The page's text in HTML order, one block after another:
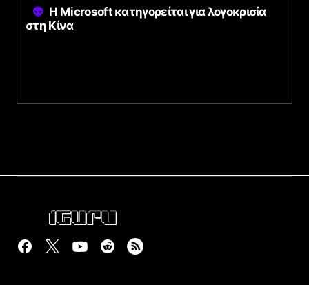
Η Microsoft κατηγορείται για λογοκρισία
στη Κίνα